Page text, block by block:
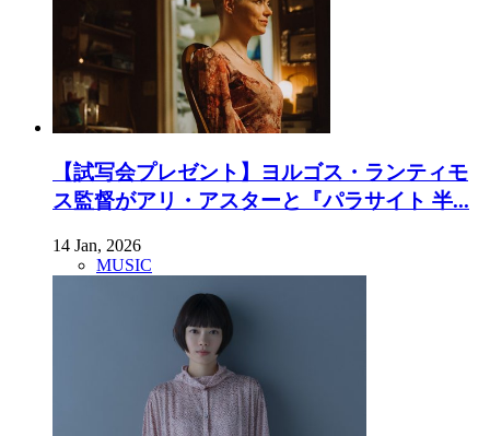
【試写会プレゼント】ヨルゴス・ランティモ
ス監督がアリ・アスターと『パラサイト 半...
14 Jan, 2026
MUSIC